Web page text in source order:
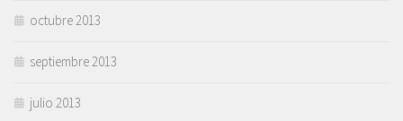
octubre 2013
septiembre 2013
julio 2013